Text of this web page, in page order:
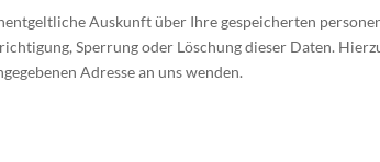
Auskunft über Ihre gespeicherten
Sperrung oder Löschung dieser Daten.
Adresse an uns wenden.